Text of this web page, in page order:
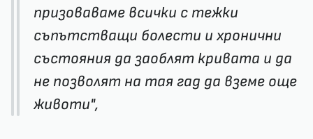
призоваваме всички с тежки
съпътстващи болести и хронични
състояния да заоблят кривата и да
не позволят на тая гад да вземе още
животи",